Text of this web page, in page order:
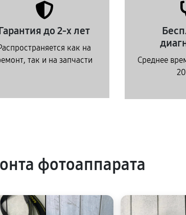
до 2-х лет
как на
так и на запчасти
Среднее
фотоаппарата